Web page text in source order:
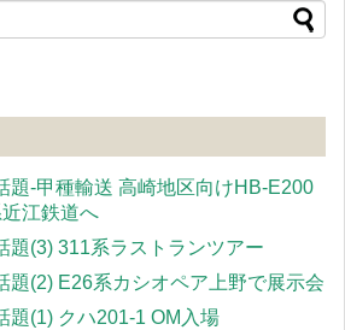
題-甲種輸送 高崎地区向けHB-E200
江鉄道へ
題(3) 311系ラストランツアー
題(2) E26系カシオペア上野で展示会
題(1) クハ201-1 OM入場